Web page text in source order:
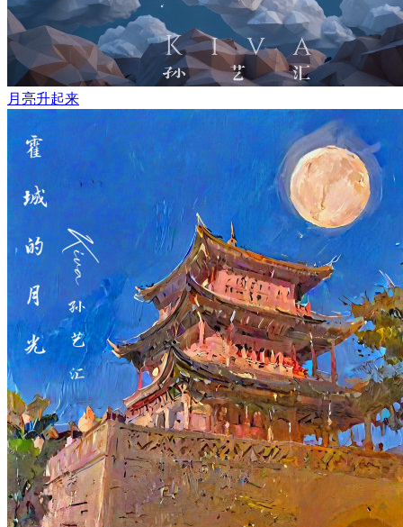
月亮升起来